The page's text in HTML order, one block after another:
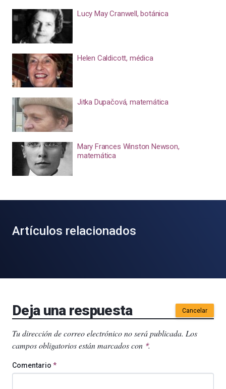
Lucy May Cranwell, botánica
Helen Caldicott, médica
Jitka Dupačová, matemática
Mary Frances Winston Newson,
matemática
Artículos relacionados
Deja una respuesta Cancelar
Tu dirección de correo electrónico no será publicada. Los
campos obligatorios están marcados con *.
Comentario *